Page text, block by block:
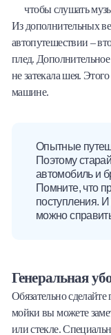
чтобы слушать
Из дополнительных
автопутешествии –
плед.
не затекала шея.
машине.
Опытные
Поэтому
автомобиль и
Помните, что
поступления.
можно
Генеральная
Обязательно
мойки вы можете
или стекле.